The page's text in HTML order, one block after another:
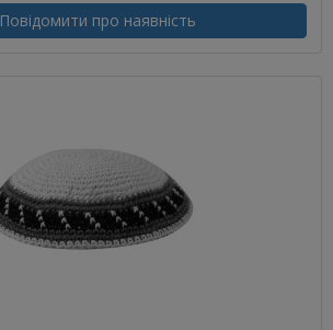
Повідомити про наявність